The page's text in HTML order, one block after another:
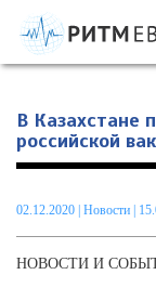
Информационно-
проблемам
В Казахстане
российской
02.12.2020 Новости |
НОВОСТИ И